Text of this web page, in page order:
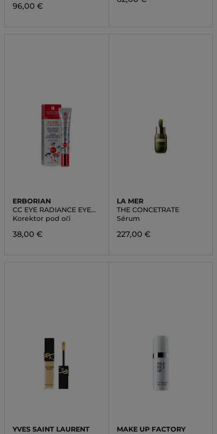
96,00 €
ERBORIAN
CC EYE RADIANCE EYE
CONTOUR CREAM
Korektor pod oči
38,00 €
LA MER
THE CONCETRATE
Sérum
227,00 €
YVES SAINT LAURENT
MAKE UP FACTORY